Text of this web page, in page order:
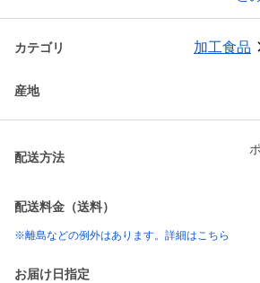
カテゴリ 加工食品
産地
配送方法
配送料金（送料）
※離島などの例外はあります。詳細はこちら
お届け日指定